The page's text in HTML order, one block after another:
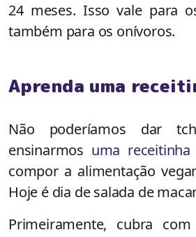
24 meses. Isso vale para
também para os onívoros.
Aprenda uma
Não poderíamos dar
ensinarmos uma receitinha
compor a alimentação
Hoje é dia de salada de
Primeiramente, cubra